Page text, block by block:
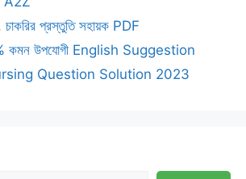
চাকরির প্রস্তুতি সহায়ক PDF
কমন উপযোগী English Suggestion
Question Solution 2023